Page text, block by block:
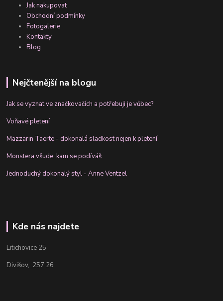
Jak nakupovat
Obchodní podmínky
Fotogalerie
Kontakty
Blog
Nejčtenější na blogu
Jak se vyznat ve značkovačích a potřebuji je vůbec?
Voňavé pletení
Mazzarin Taerte - dokonalá sladkost nejen k pletení
Monstera všude, kam se podíváš
Jednoduchý dokonalý styl - Anne Ventzel
Kde nás najdete
Litichovice 25
Divišov, 257 26